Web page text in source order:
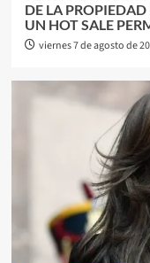
DE LA
UN HOT SALE
viernes 7 de agosto de